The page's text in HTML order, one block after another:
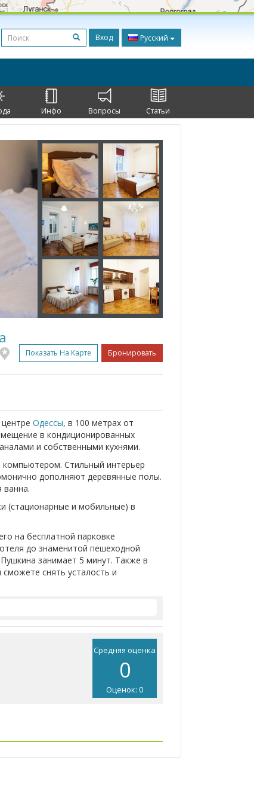
Вход Русский
Инфо Вопросы Статьи
Показать На Карте Бронировать
Одессы, в 100 метрах от
в кондиционированных
и собственными кухнями.
Стильный интерьер
дополняют деревянные полы.
ванна.
(стационарные и мобильные) в
на бесплатной парковке
до знаменитой пешеходной
занимает 5 минут. Также в
снять усталость и
Средняя оценка
0
Оценок: 0